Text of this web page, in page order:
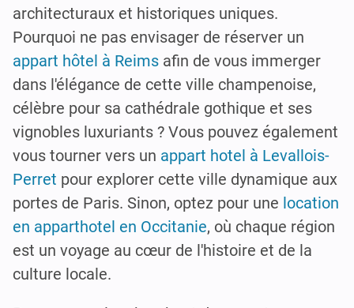
architecturaux et historiques uniques.
Pourquoi ne pas envisager de réserver un
appart hôtel à Reims afin de vous immerger
dans l'élégance de cette ville champenoise,
célèbre pour sa cathédrale gothique et ses
vignobles luxuriants ? Vous pouvez également
vous tourner vers un appart hotel à Levallois-
Perret pour explorer cette ville dynamique aux
portes de Paris. Sinon, optez pour une location
en apparthotel en Occitanie, où chaque région
est un voyage au cœur de l'histoire et de la
culture locale.